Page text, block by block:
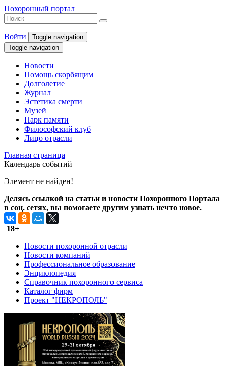
Похоронный портал
Войти
Toggle navigation
Toggle navigation
Новости
Помощь скорбящим
Долголетие
Журнал
Эстетика смерти
Музей
Парк памяти
Философский клуб
Лицо отрасли
Главная страница
Календарь событий
Элемент не найден!
Делясь ссылкой на статьи и новости Похоронного Портала
в соц. сетях, вы помогаете другим узнать нечто новое.
18+
Новости похоронной отрасли
Новости компаний
Профессиональное образование
Энциклопедия
Справочник похоронного сервиса
Каталог фирм
Проект "НЕКРОПОЛЬ"